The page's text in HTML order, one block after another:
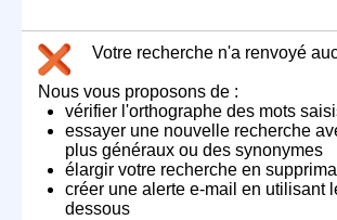
Votre recherche n'a renvoyé
Nous vous proposons de :
vérifier l'orthographe des mots
essayer une nouvelle recherche
plus généraux ou des synonymes
élargir votre recherche en
créer une alerte e-mail en utilisant
dessous